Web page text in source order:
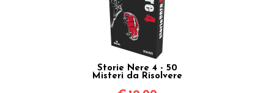
Storie Nere 4 - 50
Misteri da Risolvere